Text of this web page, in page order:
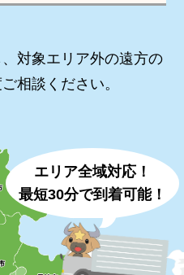
対象エリア外の遠方の
相談ください。
エリア全域対応！
最短30分で到着可能！